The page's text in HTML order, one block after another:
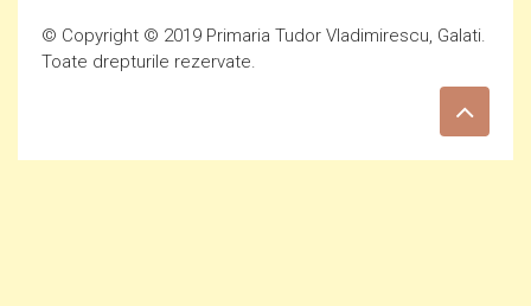
© Copyright © 2019 Primaria Tudor Vladimirescu, Galati.
Toate drepturile rezervate.